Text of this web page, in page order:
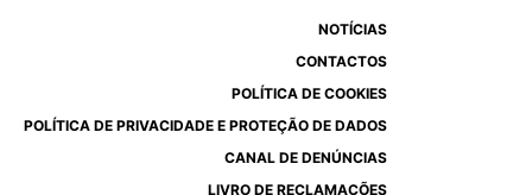
NOTÍCIAS
CONTACTOS
POLÍTICA DE COOKIES
POLÍTICA DE PRIVACIDADE E PROTEÇÃO DE DADOS
CANAL DE DENÚNCIAS
LIVRO DE RECLAMAÇÕES